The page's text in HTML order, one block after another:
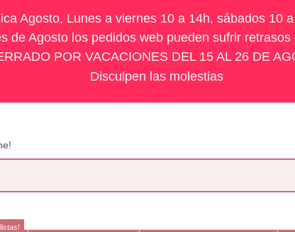
Agosto, Lunes a viernes 10 a 14h, sábados 10
de Agosto los pedidos web pueden sufrir
POR VACACIONES DEL 15 AL 26 DE
Disculpen las molestias